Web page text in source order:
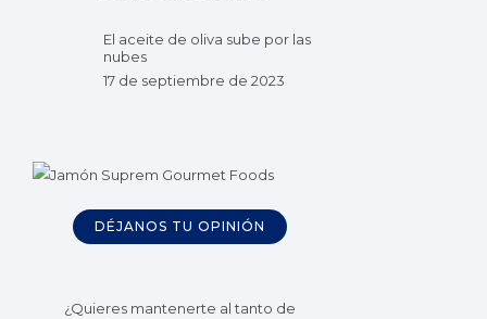
El aceite de oliva sube por las
nubes
17 de septiembre de 2023
DÉJANOS TU OPINIÓN
¿Quieres mantenerte al tanto de